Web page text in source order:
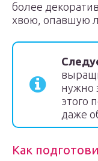
более
хвою, опавшую
нужно
этого
даже
Как